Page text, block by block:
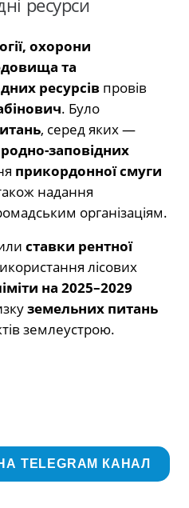
ресурси
охорони
та
ресурсів провів
. Було
, серед яких —
заповідних
прикордонної смуги
надання
організаціям.
ставки рентної
лісових
на 2025–2029
земельних питань
землеустрою.
TELEGRAM КАНАЛ